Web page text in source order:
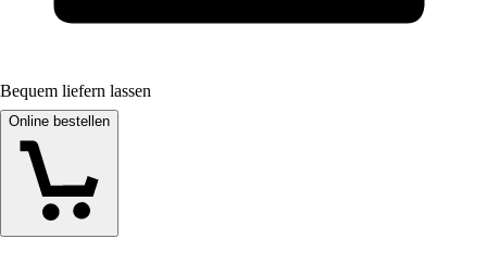
Bequem liefern lassen
Online bestellen